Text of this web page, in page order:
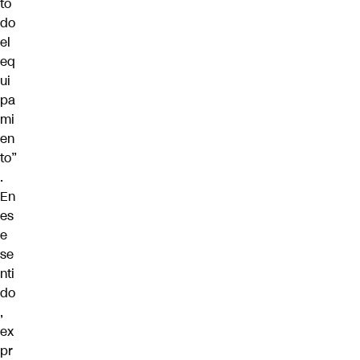
do
el
eq
ui
pa
mi
en
to”
.
En
es
e
se
nti
do
,
ex
pr